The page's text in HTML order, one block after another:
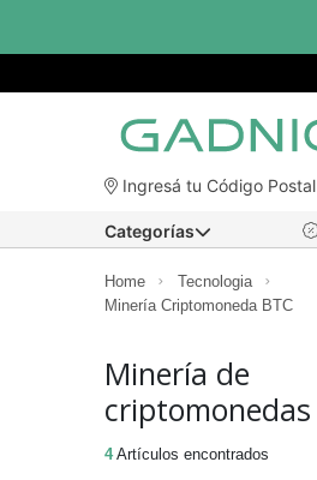
Ingresá tu Código Postal
Categorías
Home
Tecnologia
Minería Criptomoneda BTC
Minería de
criptomonedas
4Artículos encontrados